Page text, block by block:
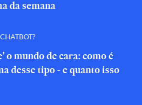
da semana
o mundo de cara: como é
desse tipo - e quanto isso